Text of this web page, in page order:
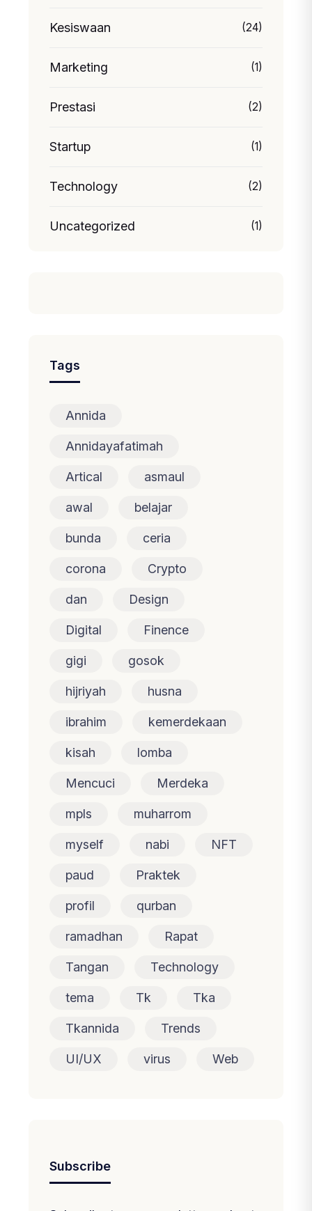
Kesiswaan (24)
Marketing (1)
Prestasi (2)
Startup (1)
Technology (2)
Uncategorized (1)
Tags
Annida
Annidayafatimah
Artical asmaul
awal belajar
bunda ceria
corona Crypto
dan Design
Digital Finence
gigi gosok
hijriyah husna
ibrahim kemerdekaan
kisah lomba
Mencuci Merdeka
mpls muharrom
myself nabi NFT
paud Praktek
profil qurban
ramadhan Rapat
Tangan Technology
tema Tk Tka
Tkannida Trends
UI/UX virus Web
Subscribe